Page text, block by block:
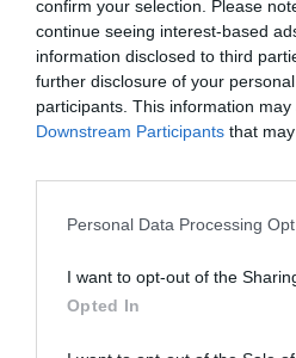
confirm your selection. Please
continue seeing interest-based
information disclosed to third
further disclosure of your
participants. This information
Downstream Participants that
Personal Data Processing
I want to opt-out of the
Opted In